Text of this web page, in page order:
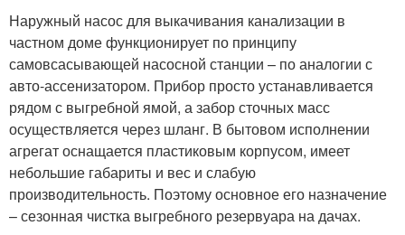
Наружный насос для выкачивания канализации в
частном доме функционирует по принципу
самовсасывающей насосной станции – по аналогии с
авто-ассенизатором. Прибор просто устанавливается
рядом с выгребной ямой, а забор сточных масс
осуществляется через шланг. В бытовом исполнении
агрегат оснащается пластиковым корпусом, имеет
небольшие габариты и вес и слабую
производительность. Поэтому основное его назначение
– сезонная чистка выгребного резервуара на дачах.